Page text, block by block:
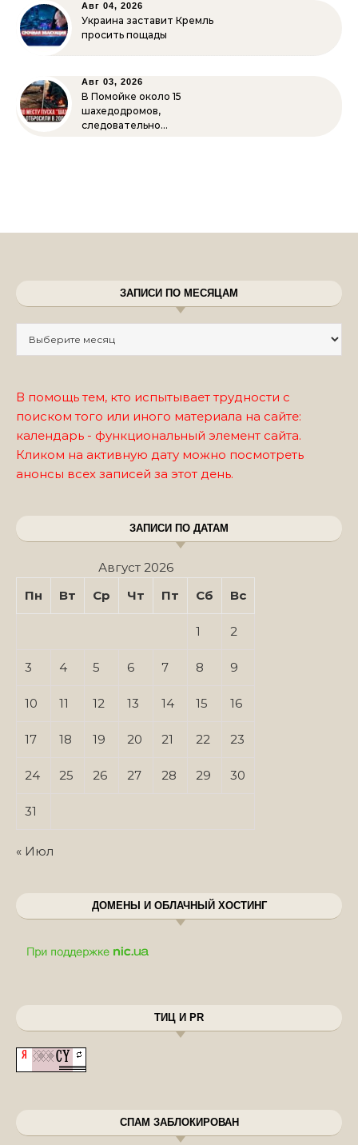
Авг 04, 2026
Украина заставит Кремль
просить пощады
Авг 03, 2026
В Помойке около 15
шахедодромов,
следовательно…
ЗАПИСИ ПО МЕСЯЦАМ
В помощь тем, кто испытывает трудности с
поиском того или иного материала на сайте:
календарь - функциональный элемент сайта.
Кликом на активную дату можно посмотреть
анонсы всех записей за этот день.
ЗАПИСИ ПО ДАТАМ
Август 2026
Пн
Вт Ср Чт Пт Сб Вс
1 2
3 4 5 6 7 8 9
10 11 12 13 14 15 16
17 18 19 20 21 22 23
24 25 26 27 28 29 30
31
« Июл
ДОМЕНЫ И ОБЛАЧНЫЙ ХОСТИНГ
ТИЦ И PR
СПАМ ЗАБЛОКИРОВАН